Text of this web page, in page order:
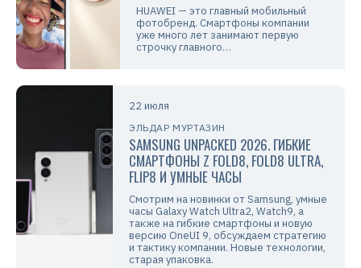
HUAWEI — это главный мобильный
фотобренд. Смартфоны компании
уже много лет занимают первую
строчку главного…
22 июля
ЭЛЬДАР МУРТАЗИН
SAMSUNG UNPACKED 2026. ГИБКИЕ
СМАРТФОНЫ Z FOLD8, FOLD8 ULTRA,
FLIP8 И УМНЫЕ ЧАСЫ
Смотрим на новинки от Samsung, умные
часы Galaxy Watch Ultra2, Watch9, а
также на гибкие смартфоны и новую
версию OneUI 9, обсуждаем стратегию
и тактику компании. Новые технологии,
старая упаковка.